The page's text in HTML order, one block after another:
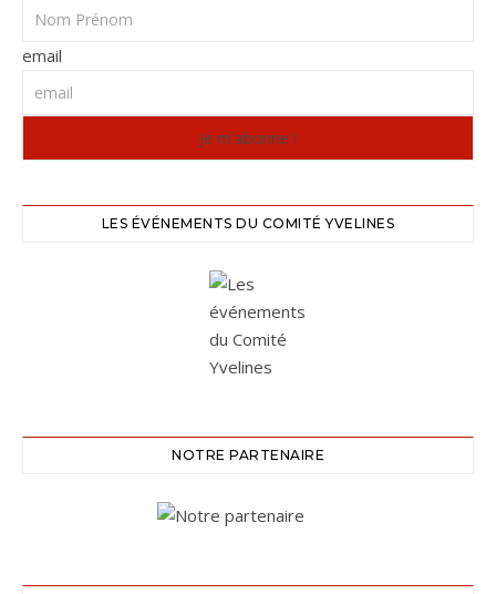
email
LES ÉVÉNEMENTS DU COMITÉ YVELINES
NOTRE PARTENAIRE